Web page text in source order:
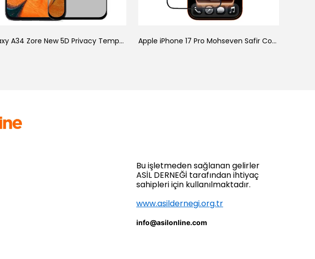
Galaxy A34 Zore New 5D Privacy Temperli Ekran Koruyucu Apple iPhone 17 Pro Mohseven Safir Coating HD 3D Glue Temperli Cam Ekran Koruyucu
Bu işletmeden sağlanan gelirler
ASİL DERNEĞİ tarafından ihtiyaç
sahipleri için kullanılmaktadır.
www.asildernegi.org.tr
info@asilonline.com